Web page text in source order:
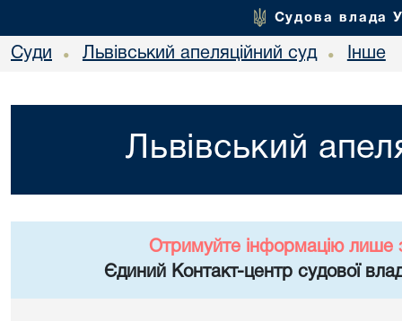
Судова влада
Суди • Львівський апеляційний суд • Інше
Львівський
Отримуйте інформацію лише
Єдиний Контакт-центр судової